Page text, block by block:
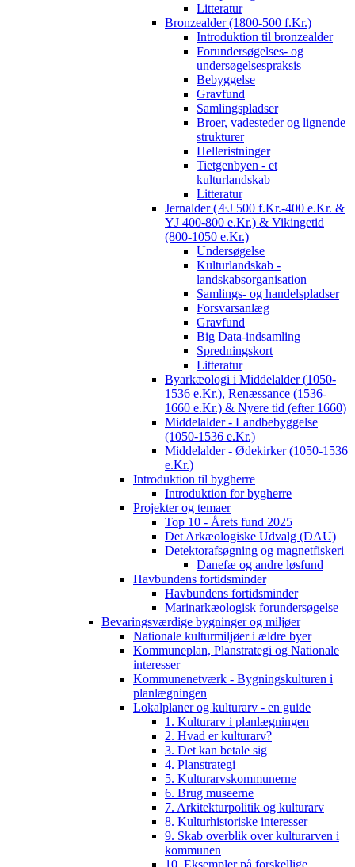
Litteratur
Bronzealder (1800-500 f.Kr.)
Introduktion til bronzealder
Forundersøgelses- og
undersøgelsespraksis
Bebyggelse
Gravfund
Samlingspladser
Broer, vadesteder og lignende
strukturer
Helleristninger
Tietgenbyen - et
kulturlandskab
Litteratur
Jernalder (ÆJ 500 f.Kr.-400 e.Kr. &
YJ 400-800 e.Kr.) & Vikingetid
(800-1050 e.Kr.)
Undersøgelse
Kulturlandskab -
landskabsorganisation
Samlings- og handelspladser
Forsvarsanlæg
Gravfund
Big Data-indsamling
Spredningskort
Litteratur
Byarkæologi i Middelalder (1050-
1536 e.Kr.), Renæssance (1536-
1660 e.Kr.) & Nyere tid (efter 1660)
Middelalder - Landbebyggelse
(1050-1536 e.Kr.)
Middelalder - Ødekirker (1050-1536
e.Kr.)
Introduktion til bygherre
Introduktion for bygherre
Projekter og temaer
Top 10 - Årets fund 2025
Det Arkæologiske Udvalg (DAU)
Detektorafsøgning og magnetfiskeri
Danefæ og andre løsfund
Havbundens fortidsminder
Havbundens fortidsminder
Marinarkæologisk forundersøgelse
Bevaringsværdige bygninger og miljøer
Nationale kulturmiljøer i ældre byer
Kommuneplan, Planstrategi og Nationale
interesser
Kommunenetværk - Bygningskulturen i
planlægningen
Lokalplaner og kulturarv - en guide
1. Kulturarv i planlægningen
2. Hvad er kulturarv?
3. Det kan betale sig
4. Planstrategi
5. Kulturarvskommunerne
6. Brug museerne
7. Arkitekturpolitik og kulturarv
8. Kulturhistoriske interesser
9. Skab overblik over kulturarven i
kommunen
10. Eksempler på forskellige